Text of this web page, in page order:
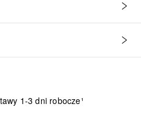
1-3 dni robocze¹